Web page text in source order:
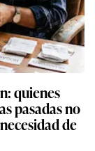
quienes
pasadas no
de